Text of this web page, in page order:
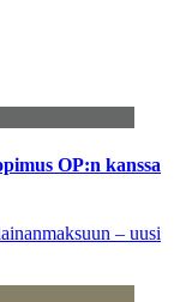
OP:n kanssa
– uusi